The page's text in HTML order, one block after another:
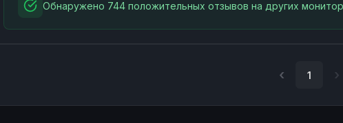
Обнаружено 744 положительных отзывов на других
1